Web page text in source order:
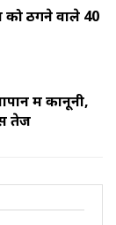
को ठगने वाले 40
में कानूनी,
तेज